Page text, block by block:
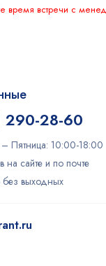
время встречи с
28-60
Пятница: 10:00-18:00
на сайте и по почте
без выходных